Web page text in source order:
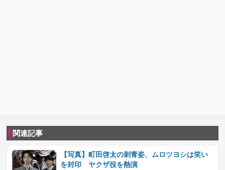
関連記事
【写真】町田啓太の刺青姿、ムロツヨシは笑い
を封印 ヤクザ役を熱演